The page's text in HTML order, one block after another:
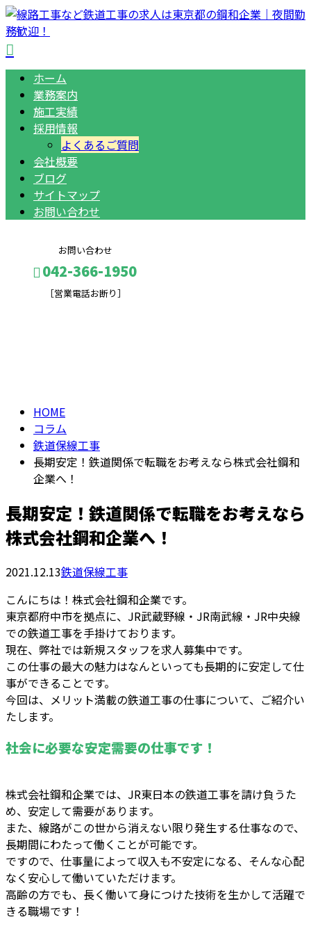
ホーム
業務案内
施工実績
採用情報
よくあるご質問
会社概要
ブログ
サイトマップ
お問い合わせ
お問い合わせ
042-366-1950
［営業電話お断り］
HOME
コラム
鉄道保線工事
長期安定！鉄道関係で転職をお考えなら株式会社鋼和
企業へ！
長期安定！鉄道関係で転職をお考えなら
株式会社鋼和企業へ！
2021.12.13鉄道保線工事
こんにちは！株式会社鋼和企業です。
東京都府中市を拠点に、JR武蔵野線・JR南武線・JR中央線
での鉄道工事を手掛けております。
現在、弊社では新規スタッフを求人募集中です。
この仕事の最大の魅力はなんといっても長期的に安定して仕
事ができることです。
今回は、メリット満載の鉄道工事の仕事について、ご紹介い
たします。
社会に必要な安定需要の仕事です！
株式会社鋼和企業では、JR東日本の鉄道工事を請け負うた
め、安定して需要があります。
また、線路がこの世から消えない限り発生する仕事なので、
長期間にわたって働くことが可能です。
ですので、仕事量によって収入も不安定になる、そんな心配
なく安心して働いていただけます。
高齢の方でも、長く働いて身につけた技術を生かして活躍で
きる職場です！